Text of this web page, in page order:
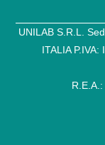
UNILAB S.R.L.
ITALIA